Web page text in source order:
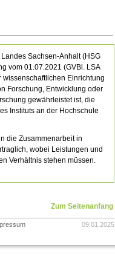
Sachsen-Anhalt (HSG
vom 01.07.2021 (GVBl. LSA
Einrichtung
Forschung, Entwicklung oder
gewährleistet ist, die
Instituts an der Hochschule
die Zusammenarbeit in
wobei Leistungen und
Verhältnis stehen müssen.
Zum Seitenanfang
09.01.2025